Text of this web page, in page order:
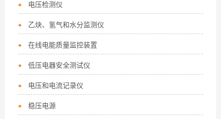
电压检测仪
乙炔、氢气和水分监测仪
在线电能质量监控装置
低压电器安全测试仪
电压和电流记录仪
稳压电源